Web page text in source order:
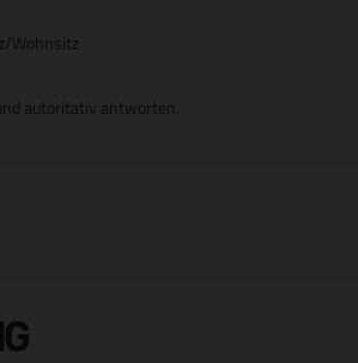
Wohnsitz
autoritativ antworten.